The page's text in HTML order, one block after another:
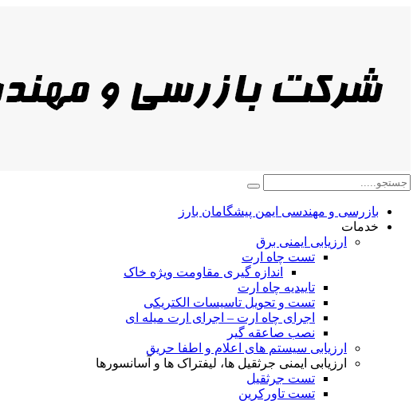
بازرسی و مهندسی ایمن پیشگامان بارز
خدمات
ارزیابی ایمنی برق
تست چاه ارت
اندازه گیری مقاومت ویژه خاک
تاییدیه چاه ارت
تست و تحویل تاسیسات الکتریکی
اجرای چاه ارت – اجرای ارت میله ای
نصب صاعقه گیر
ارزیابی سیستم های اعلام و اطفا حریق
ارزیابی ایمنی جرثقیل ها، لیفتراک ها و آسانسورها
تست جرثقیل
تست تاورکرین